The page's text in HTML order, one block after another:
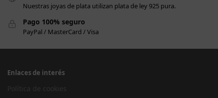
Nuestras joyas de plata utilizan plata de ley 925 pura.
Pago 100% seguro
PayPal / MasterCard / Visa
Enlaces de interés